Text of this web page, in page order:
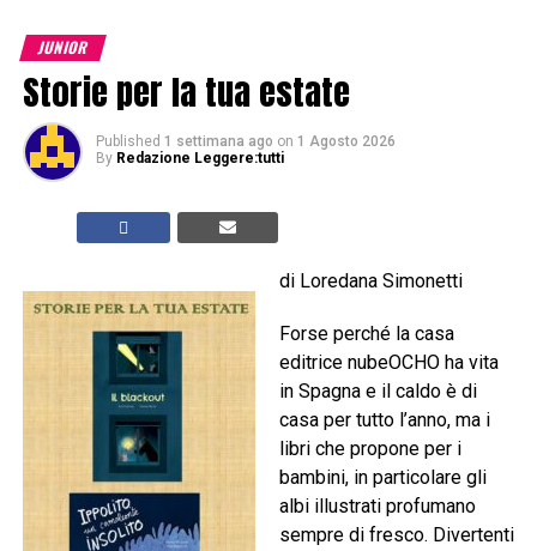
JUNIOR
Storie per la tua estate
Published 1 settimana ago on 1 Agosto 2026
By Redazione Leggere:tutti
di Loredana Simonetti
Forse perché la casa
editrice nubeOCHO ha vita
in Spagna e il caldo è di
casa per tutto l’anno, ma i
libri che propone per i
bambini, in particolare gli
albi illustrati profumano
sempre di fresco. Divertenti